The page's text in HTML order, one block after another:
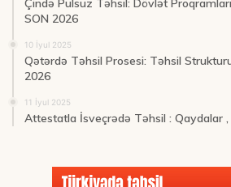
Çində Pulsuz Təhsil: Dövlət
SON 2026
10 İyul 2025
Qətərdə Təhsil Prosesi: Təhsil
2026
11 İyul 2025
Attestatla İsveçrədə Təhsil : Qaydalar